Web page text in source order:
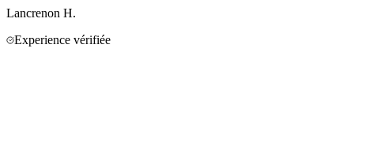
Lancrenon H.
Experience vérifiée